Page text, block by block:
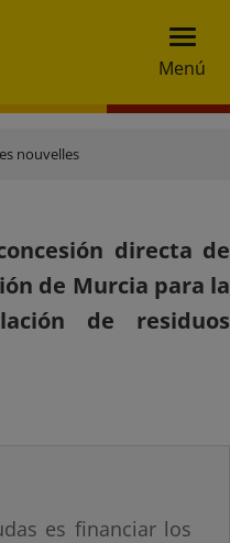
Menú
nouvelles
directa de
de Murcia para la
de residuos
es financiar los